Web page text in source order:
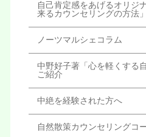
自己肯定感をあげるオリジ
来るカウンセリングの方法」
ノーツマルシェコラム
中野好子著「心を軽くする
ご紹介
中絶を経験された方へ
自然散策カウンセリングコ